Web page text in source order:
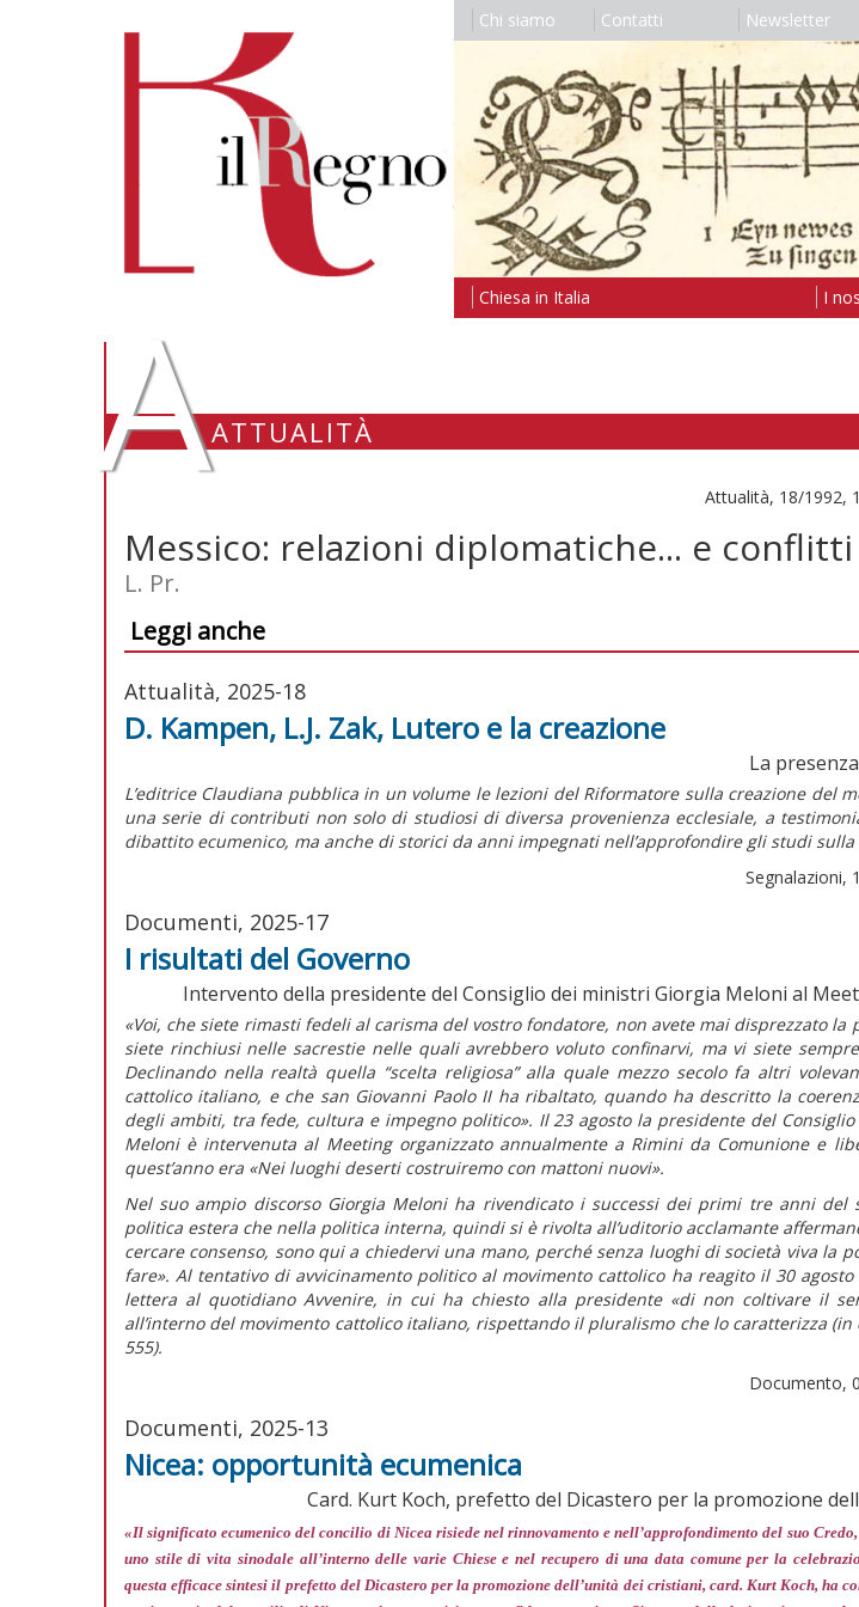
Chi siamo Contatti Newsletter
Chiesa in Italia I
AATTUALITÀ
Attualità, 18/1992,
Messico: relazioni diplomatiche... e
L. Pr.
Leggi anche
Attualità, 2025-18
D. Kampen, L.J. Zak, Lutero e la creazione
La
L’editrice Claudiana pubblica in un volume le lezioni del Riformatore sulla creazione del
una serie di contributi non solo di studiosi di diversa provenienza ecclesiale, a
dibattito ecumenico, ma anche di storici da anni impegnati nell’approfondire gli studi sulla
Segnalazioni,
Documenti, 2025-17
I risultati del Governo
Intervento della presidente del Consiglio dei ministri Giorgia Meloni al
«Voi, che siete rimasti fedeli al carisma del vostro fondatore, non avete mai disprezzato la
siete rinchiusi nelle sacrestie nelle quali avrebbero voluto confinarvi, ma vi siete
Declinando nella realtà quella “scelta religiosa” alla quale mezzo secolo fa altri
cattolico italiano, e che san Giovanni Paolo II ha ribaltato, quando ha descritto la
degli ambiti, tra fede, cultura e impegno politico». Il 23 agosto la presidente del
Meloni è intervenuta al Meeting organizzato annualmente a Rimini da Comunione e
quest’anno era «Nei luoghi deserti costruiremo con mattoni nuovi».
Nel suo ampio discorso Giorgia Meloni ha rivendicato i successi dei primi tre anni del
politica estera che nella politica interna, quindi si è rivolta all’uditorio acclamante
cercare consenso, sono qui a chiedervi una mano, perché senza luoghi di società viva la
fare». Al tentativo di avvicinamento politico al movimento cattolico ha reagito il 30 agosto
lettera al quotidianoAvvenire, in cui ha chiesto alla presidente«di non coltivare il
all’interno del movimento cattolico italiano, rispettando il pluralismo che lo caratterizza (in
555).
Documento,
Documenti, 2025-13
Nicea: opportunità ecumenica
Card. Kurt Koch, prefetto del Dicastero per la promozione
«Il significato ecumenico del concilio di Nicea risiede nel rinnovamento e nell’approfondimento del suo
uno stile di vita sinodale all’interno delle varie Chiese e nel recupero di una data comune per la
questa efficace sintesi il prefetto del Dicastero per la promozione dell’unità dei cristiani, card. Kurt Koch, ha